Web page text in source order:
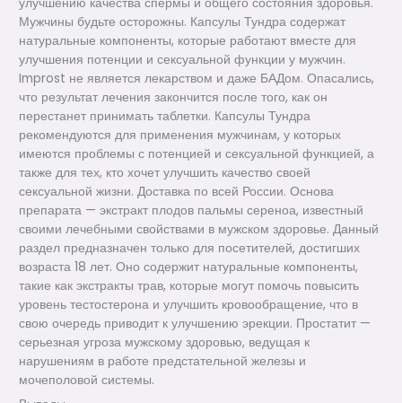
Мужчины будьте осторожны. Капсулы Тундра содержат
натуральные компоненты, которые работают вместе для
улучшения потенции и сексуальной функции у мужчин.
Improst не является лекарством и даже БАДом. Опасались,
что результат лечения закончится после того, как он
перестанет принимать таблетки. Капсулы Тундра
рекомендуются для применения мужчинам, у которых
имеются проблемы с потенцией и сексуальной функцией, а
также для тех, кто хочет улучшить качество своей
сексуальной жизни. Доставка по всей России. Основа
препарата — экстракт плодов пальмы сереноа, известный
своими лечебными свойствами в мужском здоровье. Данный
раздел предназначен только для посетителей, достигших
возраста 18 лет. Оно содержит натуральные компоненты,
такие как экстракты трав, которые могут помочь повысить
уровень тестостерона и улучшить кровообращение, что в
свою очередь приводит к улучшению эрекции. Простатит —
серьезная угроза мужскому здоровью, ведущая к
нарушениям в работе предстательной железы и
мочеполовой системы.